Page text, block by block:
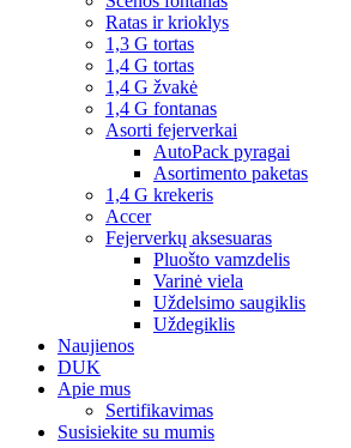
Ratas ir krioklys
1,3 G tortas
1,4 G tortas
1,4 G žvakė
1,4 G fontanas
Asorti fejerverkai
AutoPack pyragai
Asortimento paketas
1,4 G krekeris
Accer
Fejerverkų aksesuaras
Pluošto vamzdelis
Varinė viela
Uždelsimo saugiklis
Uždegiklis
Naujienos
DUK
Apie mus
Sertifikavimas
Susisiekite su mumis